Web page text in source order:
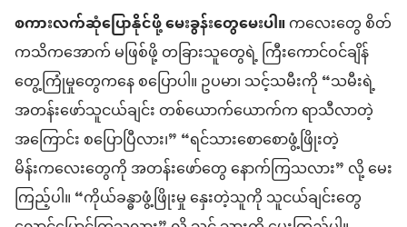
စကားလက်ဆုံပြောနိုင်ဖို့ မေးခွန်းတွေမေးပါ။ကလေးတွေ စိတ်
ကသိကအောက် မဖြစ်ဖို့ တခြားသူတွေရဲ့ ကြီးကောင်ဝင်ချိန်
တွေ့ကြုံမှုတွေကနေ စပြောပါ။ ဥပမာ၊ သင့်သမီးကို “သမီးရဲ့
အတန်းဖော်သူငယ်ချင်း တစ်ယောက်ယောက်က ရာသီလာတဲ့
အကြောင်း စပြောပြီလား၊” “ရင်သားစောစောဖွံ့ဖြိုးတဲ့
မိန်းကလေးတွေကို အတန်းဖော်တွေ နောက်ကြသလား” လို့ မေး
ကြည့်ပါ။ “ကိုယ်ခန္ဓာဖွံ့ဖြိုးမှု နှေးတဲ့သူကို သူငယ်ချင်းတွေ